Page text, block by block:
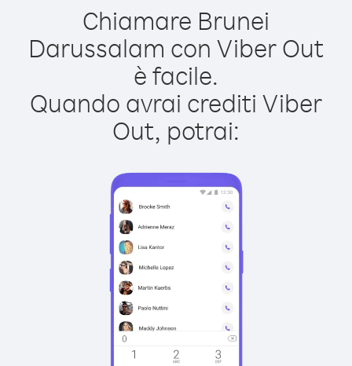
Chiamare Brunei
Darussalam con Viber Out
è facile.
Quando avrai crediti Viber
Out, potrai: